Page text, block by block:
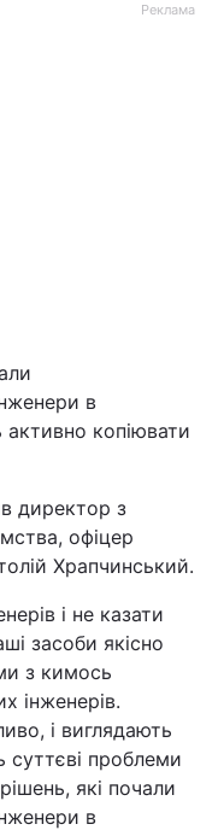
Реклама
в
копіювати
директор з
офіцер
Храпчинський.
і не казати
засоби якісно
з кимось
інженерів.
і виглядають
суттєві проблеми
які почали
в